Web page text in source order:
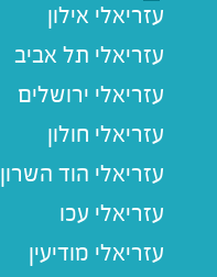
עזריאלי אילון
עזריאלי תל אביב
עזריאלי ירושלים
עזריאלי חולון
עזריאלי הוד השרון
עזריאלי עכו
עזריאלי מודיעין